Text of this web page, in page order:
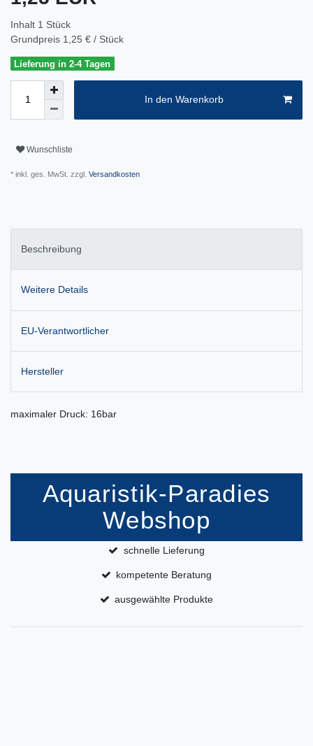
Inhalt 1 Stück
Grundpreis 1,25 € / Stück
Lieferung in 2-4 Tagen
In den Warenkorb
Wunschliste
* inkl. ges. MwSt. zzgl. Versandkosten
Beschreibung
Weitere Details
EU-Verantwortlicher
Hersteller
maximaler Druck: 16bar
Aquaristik-Paradies
Webshop
schnelle Lieferung
kompetente Beratung
ausgewählte Produkte